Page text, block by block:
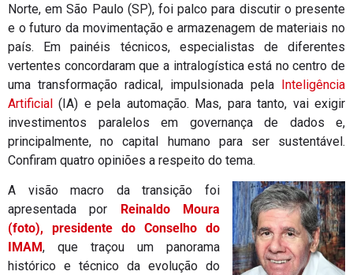
Norte, em São Paulo (SP), foi palco para discutir o presente
e o futuro da movimentação e armazenagem de materiais no
país. Em painéis técnicos, especialistas de diferentes
vertentes concordaram que a intralogística está no centro de
uma transformação radical, impulsionada pela Inteligência
Artificial (IA) e pela automação. Mas, para tanto, vai exigir
investimentos paralelos em governança de dados e,
principalmente, no capital humano para ser sustentável.
Confiram quatro opiniões a respeito do tema.
A visão macro da transição foi
apresentada por
Reinaldo Moura
(foto), presidente do Conselho do
IMAM, que traçou um panorama
histórico e técnico da evolução do